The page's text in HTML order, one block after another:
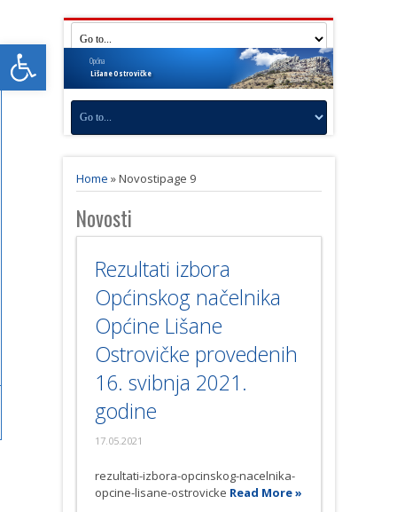
Open toolbar
LišaneOstrovičke
Općina
Home »Novostipage 9
Novosti
Rezultati izbora
Općinskog načelnika
Općine Lišane
Ostrovičke provedenih
16. svibnja 2021.
godine
17.05.2021
rezultati-izbora-opcinskog-nacelnika-
opcine-lisane-ostrovicke Read More »